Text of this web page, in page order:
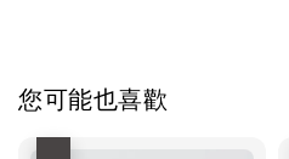
您可能也喜歡